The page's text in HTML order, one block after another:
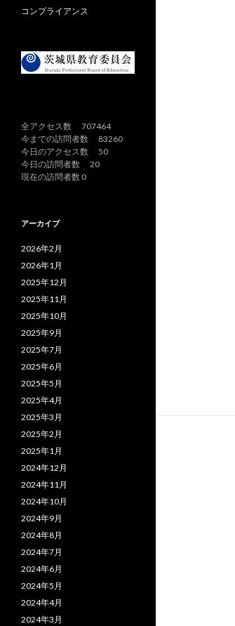
コンプライアンス
全アクセス数 707464
今までの訪問者数 83260
今日のアクセス数 50
今日の訪問者数 20
現在の訪問者数 0
アーカイブ
2026年2月
2026年1月
2025年12月
2025年11月
2025年10月
2025年9月
2025年7月
2025年6月
2025年5月
2025年4月
2025年3月
2025年2月
2025年1月
2024年12月
2024年11月
2024年10月
2024年9月
2024年8月
2024年7月
2024年6月
2024年5月
2024年4月
2024年3月